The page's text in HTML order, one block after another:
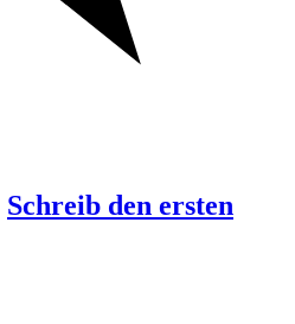
Schreib den ersten